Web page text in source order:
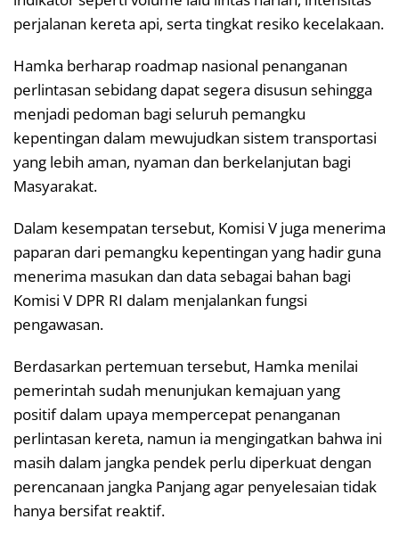
perjalanan kereta api, serta tingkat resiko kecelakaan.
Hamka berharap roadmap nasional penanganan
perlintasan sebidang dapat segera disusun sehingga
menjadi pedoman bagi seluruh pemangku
kepentingan dalam mewujudkan sistem transportasi
yang lebih aman, nyaman dan berkelanjutan bagi
Masyarakat.
Dalam kesempatan tersebut, Komisi V juga menerima
paparan dari pemangku kepentingan yang hadir guna
menerima masukan dan data sebagai bahan bagi
Komisi V DPR RI dalam menjalankan fungsi
pengawasan.
Berdasarkan pertemuan tersebut, Hamka menilai
pemerintah sudah menunjukan kemajuan yang
positif dalam upaya mempercepat penanganan
perlintasan kereta, namun ia mengingatkan bahwa ini
masih dalam jangka pendek perlu diperkuat dengan
perencanaan jangka Panjang agar penyelesaian tidak
hanya bersifat reaktif.